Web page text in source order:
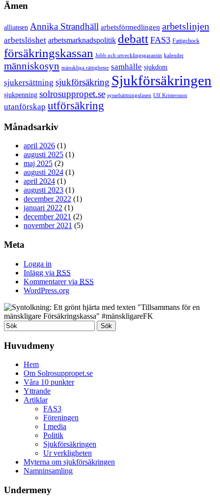
Ämen
alliansen Annika Strandhäll arbetsförmedlingen arbetslinjen
arbetslöshet arbetsmarknadspolitik debatt FAS3 Fattigchock
försäkringskassan Jobb och utvecklingsgarantin kalender
människosyn mänskliga rättigheter samhälle sjukdom
sjukersättning sjukförsäkring Sjukförsäkringen
sjukpenning solrosuppropet.se sysselsättningsfasen Ulf Kristersson
utanförskap utförsäkring
Månadsarkiv
april 2026 (1)
augusti 2025 (1)
maj 2025 (2)
augusti 2024 (1)
april 2024 (1)
augusti 2023 (1)
december 2022 (1)
januari 2022 (1)
december 2021 (2)
november 2021 (5)
Meta
Logga in
Inlägg via RSS
Kommentarer via RSS
WordPress.org
Huvudmeny
Hem
Om Solrosuppropet.se
Våra 10 punkter
Yttrande
Artiklar
FAS3
Föreningen
I media
Politik
Sjukförsäkringen
Ur verkligheten
Myterna om sjukförsäkringen
Namninsamling
Undermeny